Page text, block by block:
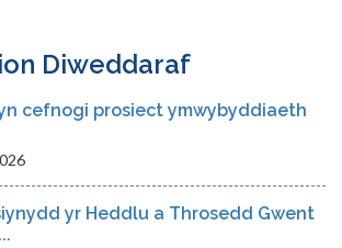
Diweddaraf
cefnogi prosiect ymwybyddiaeth
yr Heddlu a Throsedd Gwent